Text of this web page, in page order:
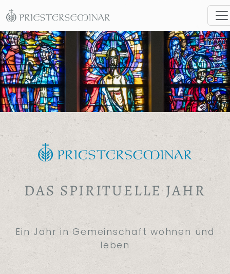
DAS SPIRITUELLE JAHR
Ein Jahr in Gemeinschaft wohnen und
leben